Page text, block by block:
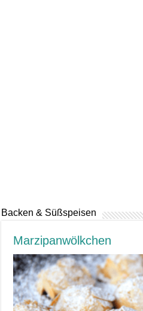
Backen & Süßspeisen
Marzipanwölkchen